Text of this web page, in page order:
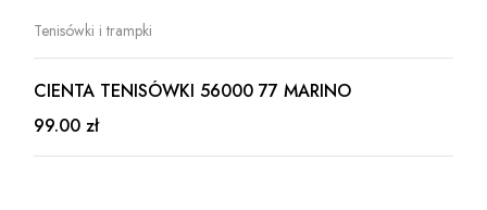
Tenisówki i trampki
CIENTA TENISÓWKI 56000 77 MARINO
99.00 zł